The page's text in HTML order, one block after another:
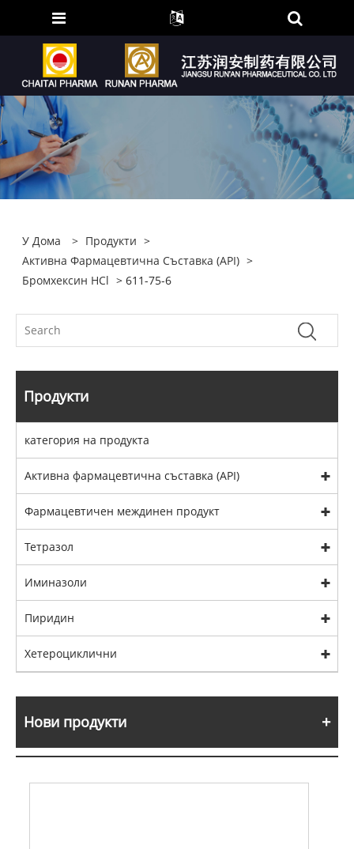
У Дома > Продукти >
Активна Фармацевтична Съставка (API) >
Бромхексин HCl > 611-75-6
Продукти
категория на продукта
Активна фармацевтична съставка (API)
Фармацевтичен междинен продукт
Тетразол
Иминазоли
Пиридин
Хетероциклични
Нови продукти